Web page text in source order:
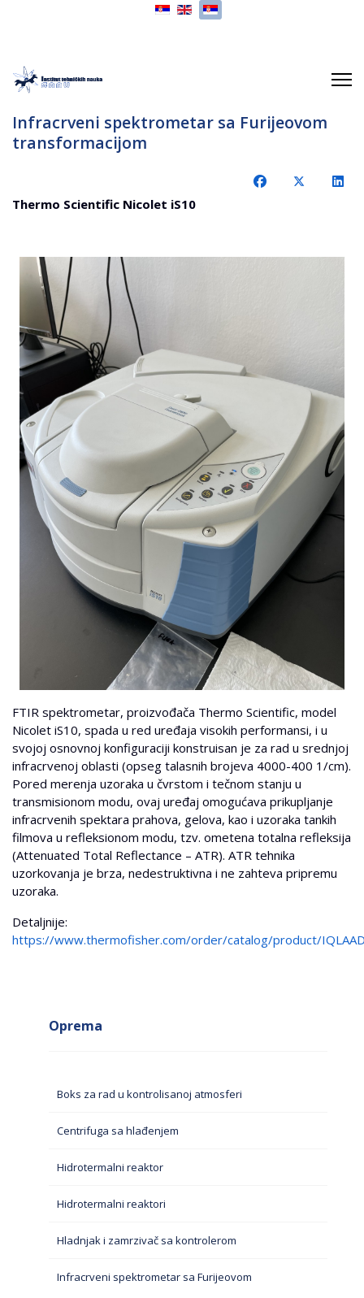
Izaberite vaš jezik
Infracrveni spektrometar sa Furijeovom
transformacijom
Thermo Scientific Nicolet iS10
FTIR spektrometar, proizvođača Thermo Scientific, model
Nicolet iS10, spada u red uređaja visokih performansi, i u
svojoj osnovnoj konfiguraciji konstruisan je za rad u srednjoj
infracrvenoj oblasti (opseg talasnih brojeva 4000-400 1/cm).
Pored merenja uzoraka u čvrstom i tečnom stanju u
transmisionom modu, ovaj uređaj omogućava prikupljanje
infracrvenih spektara prahova, gelova, kao i uzoraka tankih
filmova u refleksionom modu, tzv. ometena totalna refleksija
(Attenuated Total Reflectance – ATR). ATR tehnika
uzorkovanja je brza, nedestruktivna i ne zahteva pripremu
uzoraka.
Detaljnije:
https://www.thermofisher.com/order/catalog/product/
Oprema
Boks za rad u kontrolisanoj atmosferi
Centrifuga sa hlađenjem
Hidrotermalni reaktor
Hidrotermalni reaktori
Hladnjak i zamrzivač sa kontrolerom
Infracrveni spektrometar sa Furijeovom